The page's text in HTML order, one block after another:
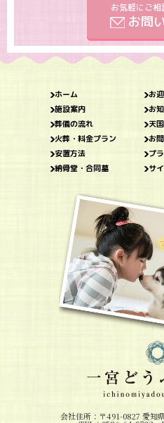
お気軽にご相
お問
会社住所：〒491-0827 愛知
ホーム
施設案内
葬儀の流れ
火葬・料金プラン
安置方法
納骨堂・合同墓
お
お
天
お
プ
サ